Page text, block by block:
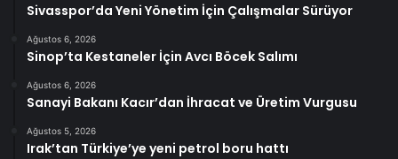
Sivasspor’da Yeni Yönetim İçin Çalışmalar Sürüyor
Ağustos 6, 2026
Sinop’ta Kestaneler İçin Avcı Böcek Salımı
Ağustos 6, 2026
Sanayi Bakanı Kacır’dan İhracat ve Üretim Vurgusu
Ağustos 5, 2026
Irak’tan Türkiye’ye yeni petrol boru hattı